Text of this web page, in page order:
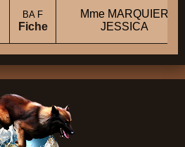
BA F
Fiche
Mme MARQUIER
JESSICA